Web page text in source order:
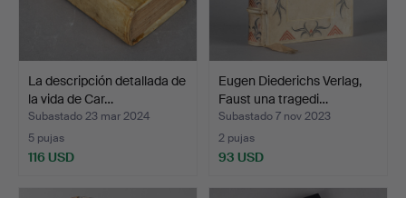
La descripción detallada de
la vida de Car…
Subastado 23 mar 2024
5 pujas
116 USD
Eugen Diederichs Verlag,
Faust una tragedi…
Subastado 7 nov 2023
2 pujas
93 USD